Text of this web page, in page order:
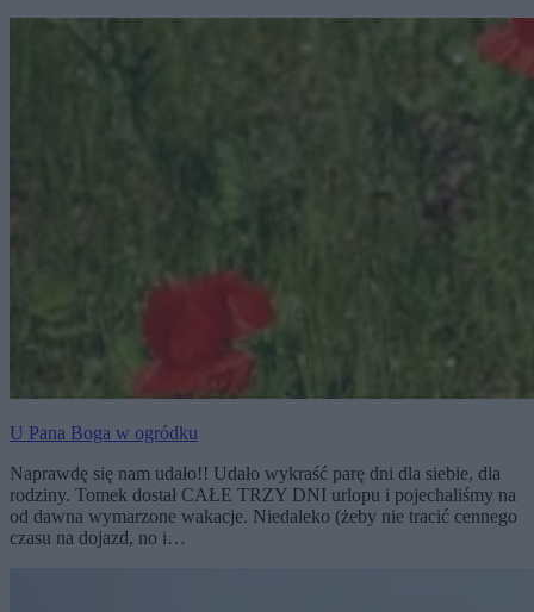
U Pana Boga w ogródku
Naprawdę się nam udało!! Udało wykraść parę dni dla siebie, dla
rodziny. Tomek dostał CAŁE TRZY DNI urlopu i pojechaliśmy na
od dawna wymarzone wakacje. Niedaleko (żeby nie tracić cennego
czasu na dojazd, no i…